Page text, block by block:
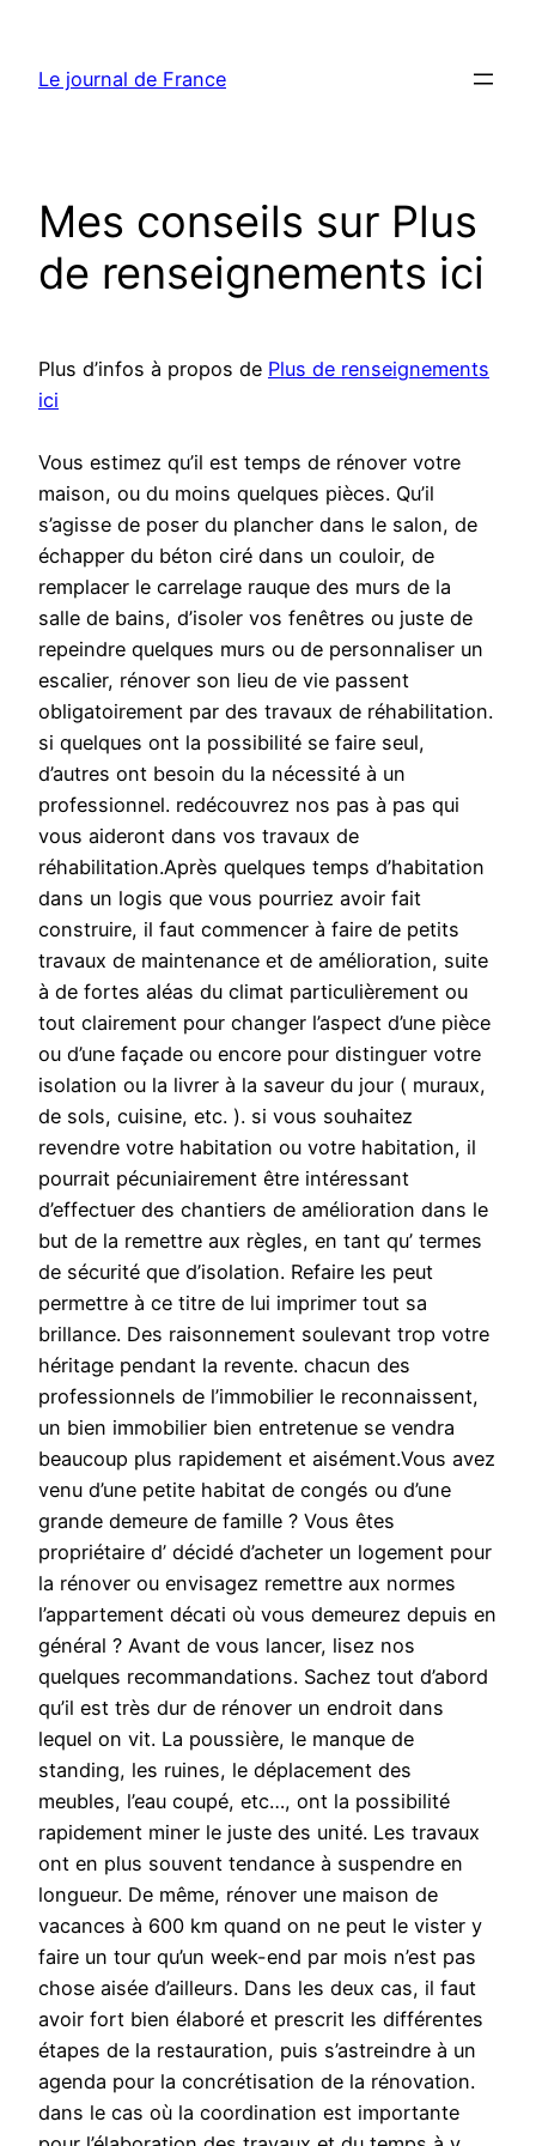
contenu
Le journal de France
Mes conseils sur Plus
de renseignements ici
Plus d’infos à propos de Plus de renseignements
ici
Vous estimez qu’il est temps de rénover votre
maison, ou du moins quelques pièces. Qu’il
s’agisse de poser du plancher dans le salon, de
échapper du béton ciré dans un couloir, de
remplacer le carrelage rauque des murs de la
salle de bains, d’isoler vos fenêtres ou juste de
repeindre quelques murs ou de personnaliser un
escalier, rénover son lieu de vie passent
obligatoirement par des travaux de réhabilitation.
si quelques ont la possibilité se faire seul,
d’autres ont besoin du la nécessité à un
professionnel. redécouvrez nos pas à pas qui
vous aideront dans vos travaux de
réhabilitation.Après quelques temps d’habitation
dans un logis que vous pourriez avoir fait
construire, il faut commencer à faire de petits
travaux de maintenance et de amélioration, suite
à de fortes aléas du climat particulièrement ou
tout clairement pour changer l’aspect d’une pièce
ou d’une façade ou encore pour distinguer votre
isolation ou la livrer à la saveur du jour ( muraux,
de sols, cuisine, etc. ). si vous souhaitez
revendre votre habitation ou votre habitation, il
pourrait pécuniairement être intéressant
d’effectuer des chantiers de amélioration dans le
but de la remettre aux règles, en tant qu’ termes
de sécurité que d’isolation. Refaire les peut
permettre à ce titre de lui imprimer tout sa
brillance. Des raisonnement soulevant trop votre
héritage pendant la revente. chacun des
professionnels de l’immobilier le reconnaissent,
un bien immobilier bien entretenue se vendra
beaucoup plus rapidement et aisément.Vous avez
venu d’une petite habitat de congés ou d’une
grande demeure de famille ? Vous êtes
propriétaire d’ décidé d’acheter un logement pour
la rénover ou envisagez remettre aux normes
l’appartement décati où vous demeurez depuis en
général ? Avant de vous lancer, lisez nos
quelques recommandations. Sachez tout d’abord
qu’il est très dur de rénover un endroit dans
lequel on vit. La poussière, le manque de
standing, les ruines, le déplacement des
meubles, l’eau coupé, etc…, ont la possibilité
rapidement miner le juste des unité. Les travaux
ont en plus souvent tendance à suspendre en
longueur. De même, rénover une maison de
vacances à 600 km quand on ne peut le vister y
faire un tour qu’un week-end par mois n’est pas
chose aisée d’ailleurs. Dans les deux cas, il faut
avoir fort bien élaboré et prescrit les différentes
étapes de la restauration, puis s’astreindre à un
agenda pour la concrétisation de la rénovation.
dans le cas où la coordination est importante